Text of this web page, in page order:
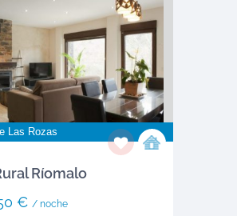
Las Rozas
Ríomalo
€ / noche